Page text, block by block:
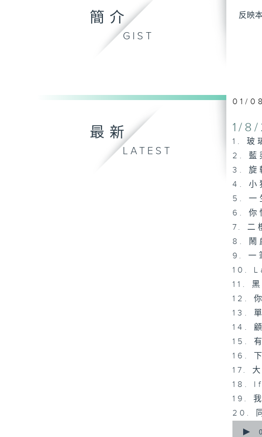
簡介
GIST
反映
最新
LATEST
01/
1/
1. 玻
2. 藍
3. 旋
4. 小
5. 一
6. 你
7. 二
8. 鬧
9. 一
10.
11.
12.
13.
14.
15.
16.
17.
18.
19.
20.